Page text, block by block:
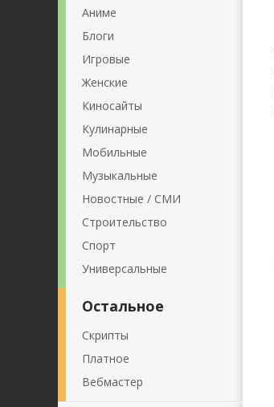
Аниме
Блоги
Игровые
Женские
Киносайты
Кулинарные
Мобильные
Музыкальные
Новостные / СМИ
Строительство
Спорт
Универсальные
Остальное
Скрипты
Платное
Вебмастер